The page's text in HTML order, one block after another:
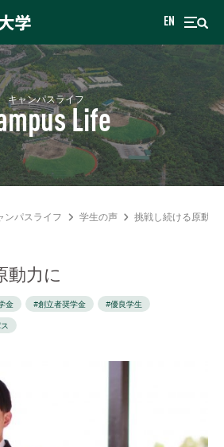
EN
キャンパスライフ
Life
ンパスライフ 学生の声 挑戦し続ける原動力
動力に
金 #創立者奨学金 #優良学生